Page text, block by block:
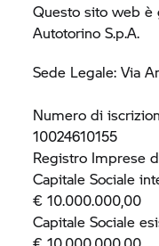
Questo sito web è
Autotorino S.p.A.
Sede Legale: Via
Numero di
10024610155
Registro Imprese
Capitale Sociale
€ 10.000.000,00
Capitale Sociale